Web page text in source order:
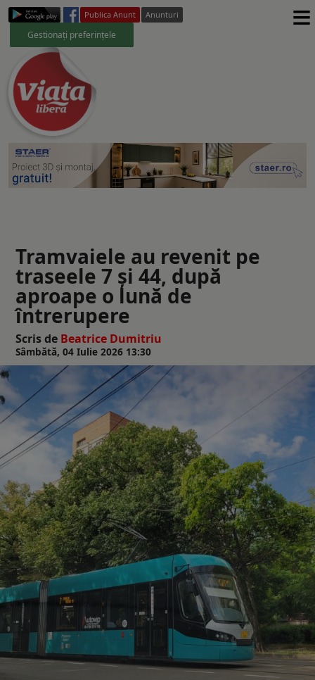
Publica Anunt Anunturi
Gestionați preferințele ≡
Tramvaiele au revenit pe
traseele 7 și 44, după
aproape o lună de
întrerupere
Scris de Beatrice Dumitriu
Sâmbătă, 04 Iulie 2026 13:30